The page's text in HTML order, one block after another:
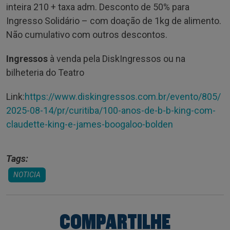
inteira 210 + taxa adm. Desconto de 50% para
Ingresso Solidário – com doação de 1kg de alimento.
Não cumulativo com outros descontos.
Ingressos à venda pela DiskIngressos ou na
bilheteria do Teatro
Link:https://www.diskingressos.com.br/evento/805/
2025-08-14/pr/curitiba/100-anos-de-b-b-king-com-
claudette-king-e-james-boogaloo-bolden
Tags:
NOTICIA
COMPARTILHE